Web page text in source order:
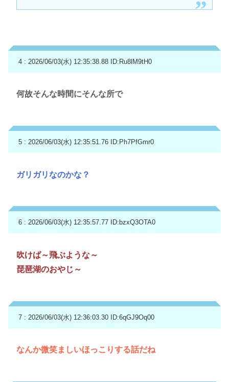
4 : 2026/06/03(水) 12:35:38.88 ID:Ru8lM9tH0
何故そんな時間にそんな所で
5 : 2026/06/03(水) 12:35:51.76 ID:Ph7PfGmr0
ガリガリなのかな？
6 : 2026/06/03(水) 12:35:57.77 ID:bzxQ3OTA0
吹けば～飛ぶような～
琵琶湖のおやじ～
7 : 2026/06/03(水) 12:36:03.30 ID:6qGJ9Oq00
なんか微笑ましいほっこりする話だね